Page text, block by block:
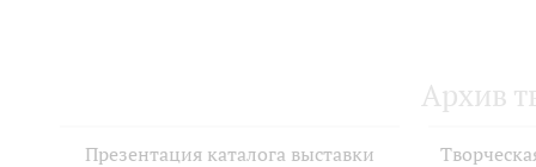
Архив
Презентация каталога выставки